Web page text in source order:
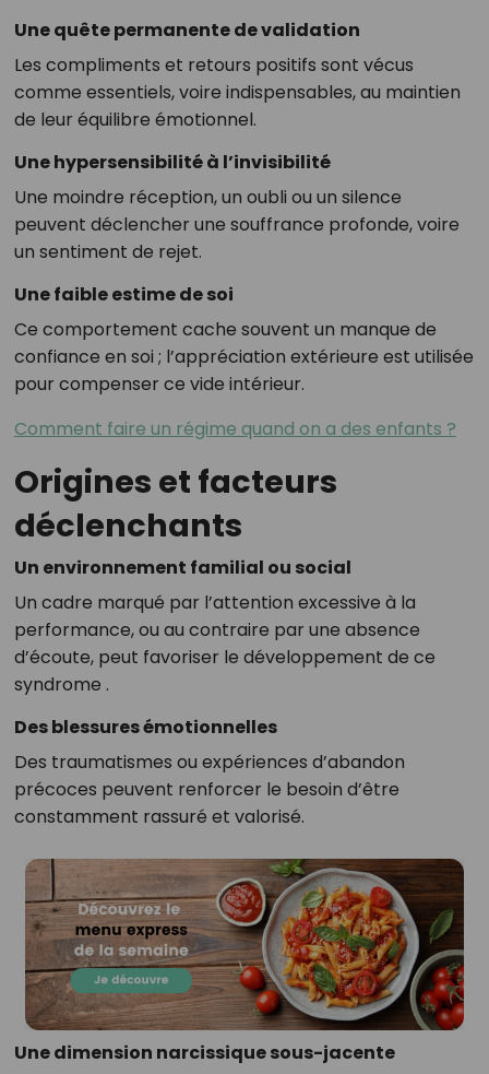
Une quête permanente de validation
Les compliments et retours positifs sont vécus
comme essentiels, voire indispensables, au maintien
de leur équilibre émotionnel.
Une hypersensibilité à l’invisibilité
Une moindre réception, un oubli ou un silence
peuvent déclencher une souffrance profonde, voire
un sentiment de rejet.
Une faible estime de soi
Ce comportement cache souvent un manque de
confiance en soi ; l’appréciation extérieure est utilisée
pour compenser ce vide intérieur.
Comment faire un régime quand on a des enfants ?
Origines et facteurs
déclenchants
Un environnement familial ou social
Un cadre marqué par l’attention excessive à la
performance, ou au contraire par une absence
d’écoute, peut favoriser le développement de ce
syndrome .
Des blessures émotionnelles
Des traumatismes ou expériences d’abandon
précoces peuvent renforcer le besoin d’être
constamment rassuré et valorisé.
Une dimension narcissique sous-jacente